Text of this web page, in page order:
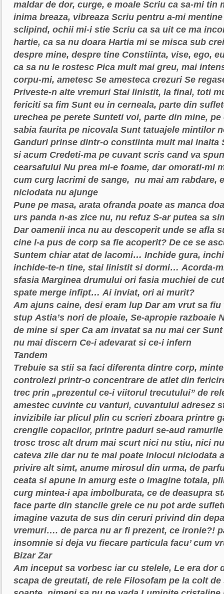
maldar de dor, curge, e moale Scriu ca sa-mi tin
inima breaza, vibreaza Scriu pentru a-mi
sclipind, ochii mi-i stie Scriu ca sa uit ce ma
hartie, ca sa nu doara Hartia mi se misca sub
despre mine, despre tine Constiinta, vise, ego,
ca sa nu le rostesc Pica mult mai greu, mai
corpu-mi, ametesc Se amesteca crezuri Se
Priveste-n alte vremuri Stai linistit, la final, toti
fericiti sa fim Sunt eu in cerneala, parte din
urechea pe perete Sunteti voi, parte din mine, pe
sabia faurita pe nicovala Sunt tatuajele mintilor
Ganduri prinse dintr-o constiinta mult mai inalta
si acum Credeti-ma pe cuvant scris cand va
cearsafului Nu prea mi-e foame, dar omorati-mi
cum curg lacrimi de sange, nu mai am rabdare,
niciodata nu ajunge
Pune pe masa, arata ofranda poate as manca
urs panda n-as zice nu, nu refuz S-ar putea sa
Dar oamenii inca nu au descoperit unde se afla
cine l-a pus de corp sa fie acoperit? De ce se
Suntem chiar atat de lacomi… Inchide gura,
inchide-te-n tine, stai linistit si dormi… Acorda-
sfasia Marginea drumului ori fasia muchiei de
spate merge infipt… Ai inviat, ori ai murit?
Am ajuns caine, desi eram lup Dar am vrut sa
stup Astia’s nori de ploaie, Se-apropie razboaie
de mine si sper Ca am invatat sa nu mai cer
nu mai discern Ce-i adevarat si ce-i infern
Tandem
Trebuie sa stii sa faci diferenta dintre corp,
controlezi printr-o concentrare de atlet din
trec prin „prezentul ce-i viitorul trecutului” de
amestec cuvinte cu vanturi, cuvantului adresez
invizibile iar plicul plin cu scrieri zboara printre
crengile copacilor, printre paduri se-aud
trosc trosc alt drum mai scurt nici nu stiu, nici
cateva zile dar nu te mai poate inlocui niciodata
privire alt simt, anume mirosul din urma, de
ceata si apune in amurg este o imagine totala,
curg mintea-i apa imbolburata, ce de deasupra
face parte din stancile grele ce nu pot arde
imagine vazuta de sus din ceruri privind din
vremuri…. de parca nu ar fi prezent, ce ironie?!
insomnie si deja vu fiecare particula facu’ cum
Bizar Zar
Am inceput sa vorbesc iar cu stelele, Le era dor
scapa de greutati, de rele Filosofam pe la colt de